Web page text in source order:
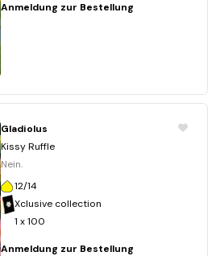
Anmeldung zur Bestellung
Gladiolus
Kissy Ruffle
Nein.
12/14
Xclusive collection
1 x 100
Anmeldung zur Bestellung